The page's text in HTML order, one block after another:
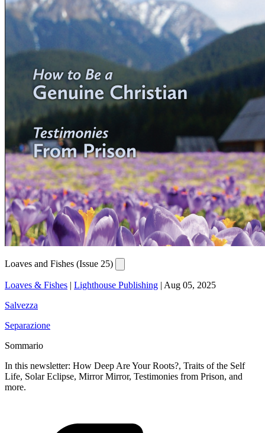
Loaves and Fishes (Issue 25)
Loaves & Fishes | Lighthouse Publishing | Aug 05, 2025
Salvezza
Separazione
Sommario
In this newsletter: How Deep Are Your Roots?, Traits of the Self
Life, Solar Eclipse, Mirror Mirror, Testimonies from Prison, and
more.